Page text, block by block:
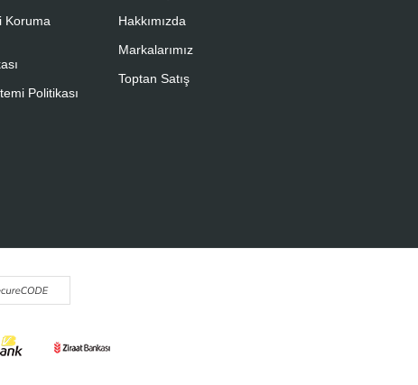
Koruma
Politikası
Hakkımızda
Markalarımız
Toptan Satış